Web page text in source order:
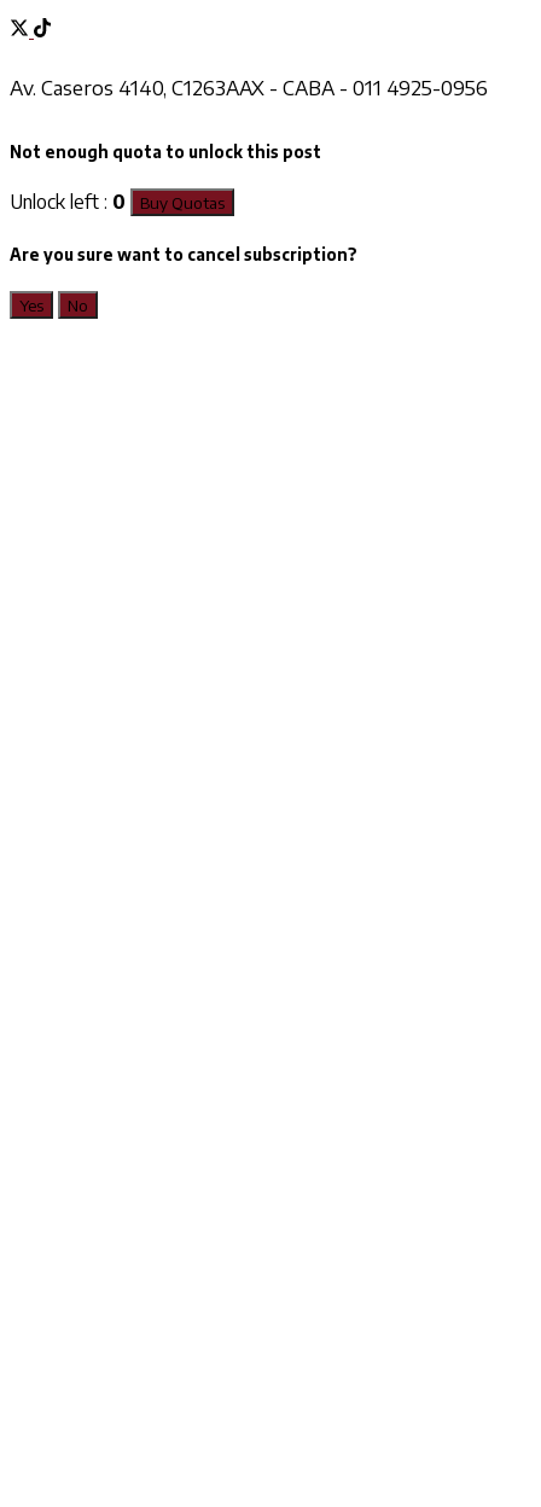
Av. Caseros 4140, C1263AAX - CABA - 011 4925-0956
Not enough quota to unlock this post
Unlock left : 0 Buy Quotas
Are you sure want to cancel subscription?
Yes No